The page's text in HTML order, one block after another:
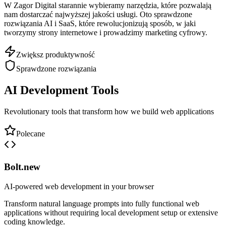
W Zagor Digital starannie wybieramy narzędzia, które pozwalają
nam dostarczać najwyższej jakości usługi. Oto sprawdzone
rozwiązania AI i SaaS, które rewolucjonizują sposób, w jaki
tworzymy strony internetowe i prowadzimy marketing cyfrowy.
Zwiększ produktywność
Sprawdzone rozwiązania
AI Development Tools
Revolutionary tools that transform how we build web applications
Polecane
Bolt.new
AI-powered web development in your browser
Transform natural language prompts into fully functional web
applications without requiring local development setup or extensive
coding knowledge.